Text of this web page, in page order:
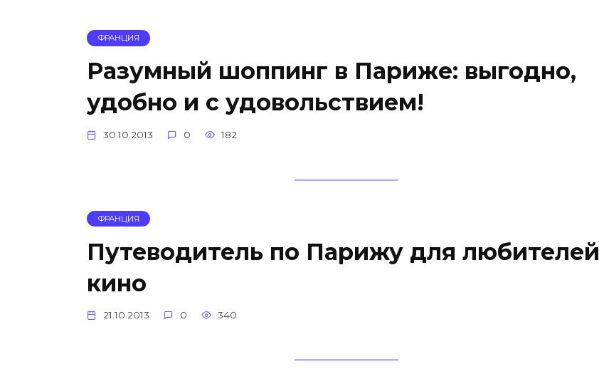
ФРАНЦИЯ
Разумный шоппинг в Париже: выгодно,
удобно и с удовольствием!
30.10.2013 0 182
ФРАНЦИЯ
Путеводитель по Парижу для любителей
кино
21.10.2013 0 340